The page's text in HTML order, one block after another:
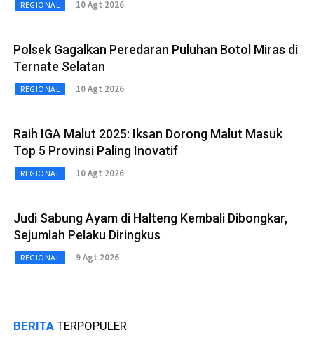
REGIONAL 10 Agt 2026
Polsek Gagalkan Peredaran Puluhan Botol Miras di
Ternate Selatan
REGIONAL 10 Agt 2026
Raih IGA Malut 2025: Iksan Dorong Malut Masuk
Top 5 Provinsi Paling Inovatif
REGIONAL 10 Agt 2026
Judi Sabung Ayam di Halteng Kembali Dibongkar,
Sejumlah Pelaku Diringkus
REGIONAL 9 Agt 2026
BERITA TERPOPULER